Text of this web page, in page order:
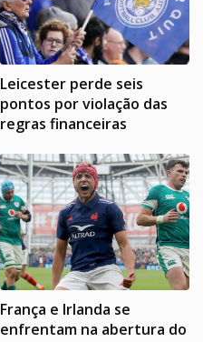
Leicester perde seis
pontos por violação das
regras financeiras
França e Irlanda se
enfrentam na abertura do